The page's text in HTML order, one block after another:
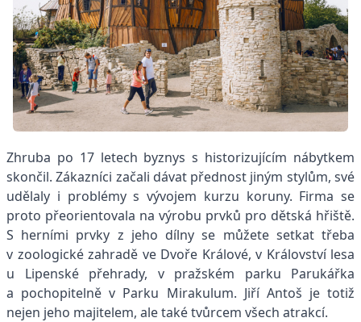
Zhruba po 17 letech byznys s historizujícím nábytkem
skončil. Zákazníci začali dávat přednost jiným stylům, své
udělaly i problémy s vývojem kurzu koruny. Firma se
proto přeorientovala na výrobu prvků pro dětská hřiště.
S herními prvky z jeho dílny se můžete setkat třeba
v zoologické zahradě ve Dvoře Králové, v Království lesa
u Lipenské přehrady, v pražském parku Parukářka
a pochopitelně v Parku Mirakulum. Jiří Antoš je totiž
nejen jeho majitelem, ale také tvůrcem všech atrakcí.